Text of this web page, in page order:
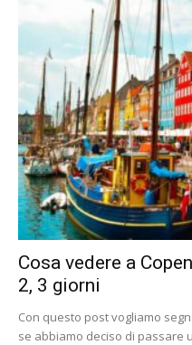
Cosa vedere a
2, 3 giorni
Con questo post vogliamo
se abbiamo deciso di passare